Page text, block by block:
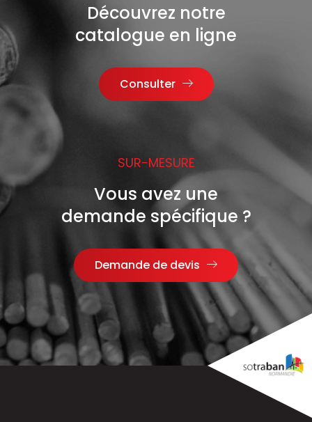
Découvrez notre
catalogue en ligne
Consulter
SUR-MESURE
Vous avez une
demande spécifique ?
Demande de devis